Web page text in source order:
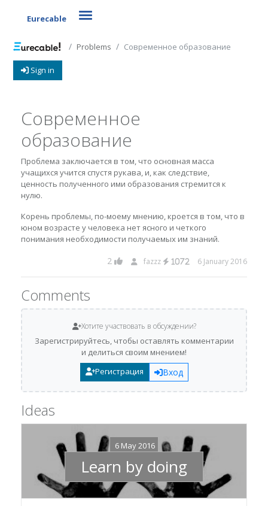
Eurecable Toggle navigation
Problems Современное образование
Sign in
Современное
образование
Проблема заключается в том, что основная масса
учащихся учится спустя рукава, и, как следствие,
ценность полученного ими образования стремится к
нулю.
Корень проблемы, по-моему мнению, кроется в том, что в
юном возрасте у человека нет ясного и четкого
понимания необходимости получаемых им знаний.
2 fazzz 1072 6 January 2016
Comments
Хотите участвовать в обсуждении?
Зарегистрируйтесь, чтобы оставлять комментарии
и делиться своим мнением!
Регистрация
Вход
Ideas
6 May 2016
Learn by doing